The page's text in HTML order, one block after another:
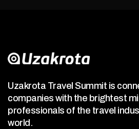
Uzakrota Travel Summit is
companies with the brightest
professionals of the travel
world.